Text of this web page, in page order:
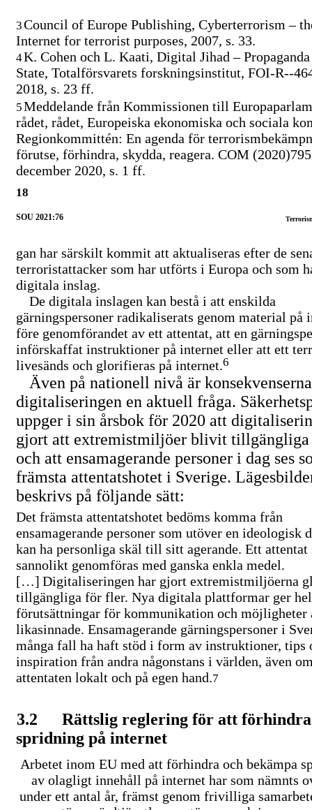
3Council of Europe Publishing, Cyberterrorism –
Internet for terrorist purposes, 2007, s. 33.
4K. Cohen och L. Kaati, Digital Jihad –
State, Totalförsvarets forskningsinstitut, FOI-R--
2018, s. 23 ff.
5Meddelande från Kommissionen till
rådet, rådet, Europeiska ekonomiska och sociala
Regionkommittén: En agenda för
förutse, förhindra, skydda, reagera. COM
december 2020, s. 1 ff.
18
SOU 2021:76
gan har särskilt kommit att aktualiseras efter de
terroristattacker som har utförts i Europa och som
digitala inslag.
De digitala inslagen kan bestå i att enskilda
gärningspersoner radikaliserats genom material på
före genomförandet av ett attentat, att en
införskaffat instruktioner på internet eller att ett
livesänds och glorifieras på internet.6
Även på nationell nivå är
digitaliseringen en aktuell fråga.
uppger i sin årsbok för 2020 att
gjort att extremistmiljöer blivit
och att ensamagerande personer i dag ses
främsta attentatshotet i Sverige.
beskrivs på följande sätt:
Det främsta attentatshotet bedöms komma från
ensamagerande personer som utöver en ideologisk
kan ha personliga skäl till sitt agerande. Ett
sannolikt genomföras med ganska enkla medel.
[…] Digitaliseringen har gjort extremistmiljöerna
tillgängliga för fler. Nya digitala plattformar ger
förutsättningar för kommunikation och möjligheter
likasinnade. Ensamagerande gärningspersoner i
många fall ha haft stöd i form av instruktioner, tips
inspiration från andra någonstans i världen, även
attentaten lokalt och på egen hand.7
3.2
Rättslig reglering för att förhindra
spridning på internet
Arbetet inom EU med att förhindra och bekämpa
av olagligt innehåll på internet har som nämnts
under ett antal år, främst genom frivilliga